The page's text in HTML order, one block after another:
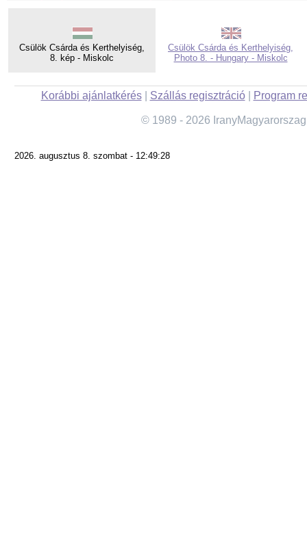
Csülök Csárda és Kerthelyiség,
8. kép - Miskolc
Csülök Csárda és Kerthelyiség,
Photo 8. - Hungary - Miskolc
Korábbi ajánlatkérés| Szállás regisztráció| Program
© 1989 - 2026
2026. augusztus 8. szombat - 12:49:28